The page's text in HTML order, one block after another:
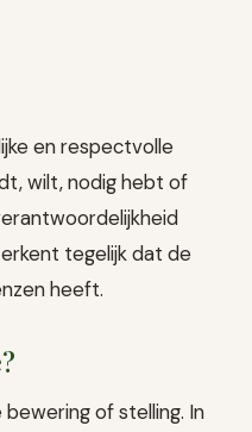
en respectvolle
wilt, nodig hebt of
tegelijk dat de
heeft.
bewering of stelling. In